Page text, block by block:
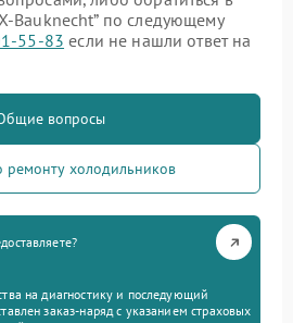
Bauknecht” по следующему
55-83 если не нашли ответ на
вопросы
ремонту холодильников
на диагностику и последующий
заказ-наряд с указанием страховых